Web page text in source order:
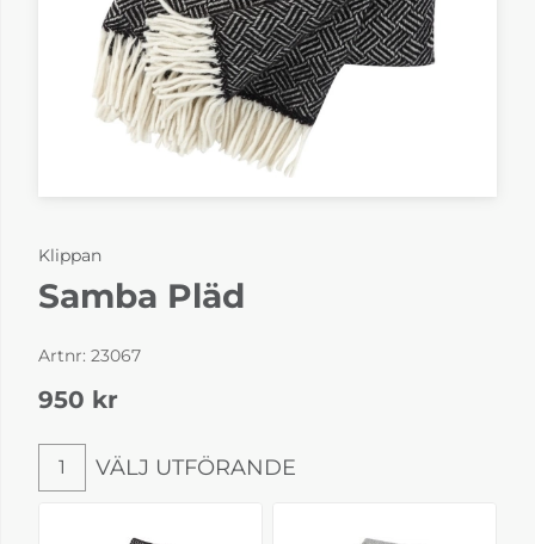
Klippan
Samba Pläd
Artnr: 23067
950 kr
Välj utförande
1 VÄLJ UTFÖRANDE